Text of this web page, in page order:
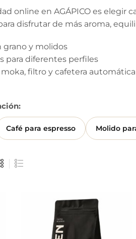
online en AGÁPICO es
disfrutar de más aroma,
grano y molidos
para diferentes perfiles
filtro y cafetera automática
Café para espresso Molido